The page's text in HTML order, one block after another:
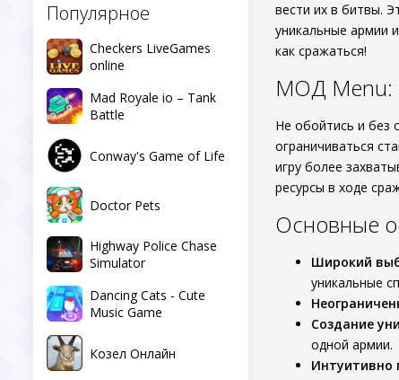
Популярное
Checkers LiveGames
online
Mad Royale io – Tank
Battle
Conway's Game of Life
Doctor Pets
Highway Police Chase
Simulator
Dancing Cats - Cute
Music Game
Козел Онлайн
вести их в битвы.
уникальные армии
как сражаться!
МОД Menu:
Не обойтись и без
ограничиваться
игру более
ресурсы в ходе
Основные
Широкий
уникальные
Создание
одной армии.
Интуитивно